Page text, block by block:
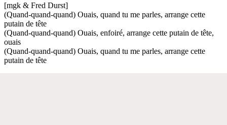
[mgk & Fred Durst]
(Quand-quand-quand) Ouais, quand tu me parles, arrange cette
putain de tête
(Quand-quand-quand) Ouais, enfoiré, arrange cette putain de tête,
ouais
(Quand-quand-quand) Ouais, quand tu me parles, arrange cette
putain de tête